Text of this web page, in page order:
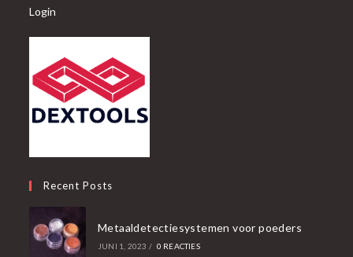
Login
Recent Posts
Metaaldetectiesystemen voor poeders
JUNI 1, 2023 / 0 REACTIES